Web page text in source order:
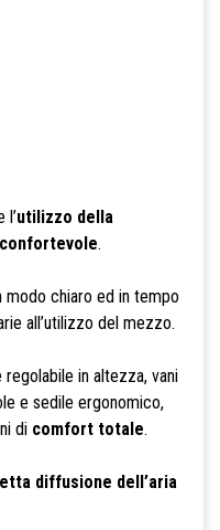
l’utilizzo della
.
modo chiaro ed in tempo
all’utilizzo del mezzo.
in altezza, vani
e sedile ergonomico,
di comfort totale.
diffusione dell’aria